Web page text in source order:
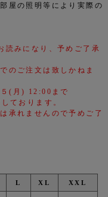
屋の照明等により実際の
読みになり、予めご了承
のご注文は致しかねま
(月) 12:00まで
ております。
承れませんので予めご了
L XL XXL